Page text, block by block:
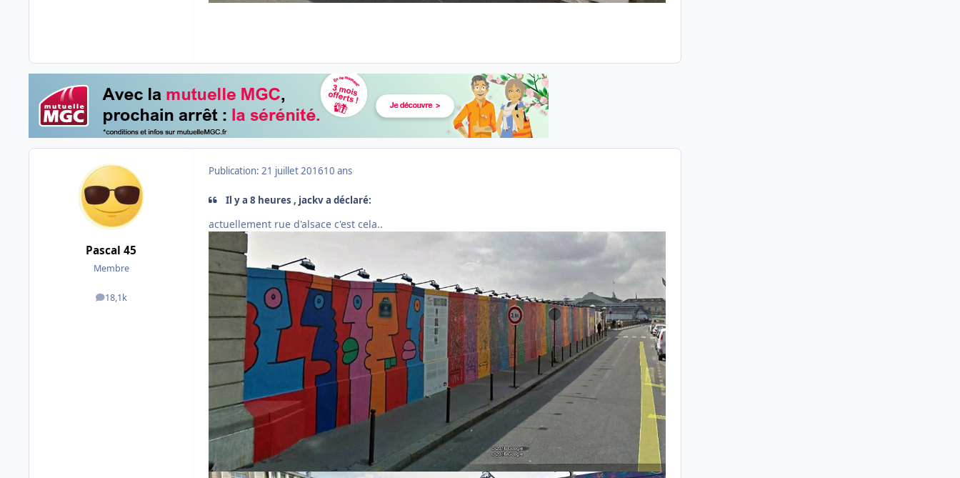
Pascal 45
Membre
18,1k
messages
Publication: 21 juillet 201610 ans
Il y a 8 heures , jackv a déclaré:
actuellement rue d'alsace c'est cela..